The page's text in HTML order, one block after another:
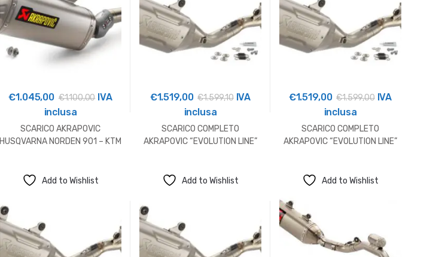
€1.045,00 €1.100,00 IVA
inclusa
SCARICO AKRAPOVIC
HUSQVARNA NORDEN 901 – KTM
€1.519,00 €1.599,10IVA
inclusa
SCARICO COMPLETO
AKRAPOVIC “EVOLUTION LINE”
€1.519,00 €1.599,00IVA
inclusa
SCARICO COMPLETO
AKRAPOVIC “EVOLUTION LINE”
Add to Wishlist Add to Wishlist Add to Wishlist